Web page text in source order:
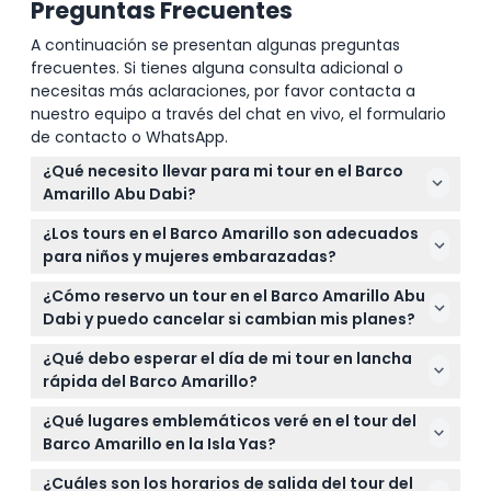
Preguntas Frecuentes
A continuación se presentan algunas preguntas
frecuentes. Si tienes alguna consulta adicional o
necesitas más aclaraciones, por favor contacta a
nuestro equipo a través del chat en vivo, el formulario
de contacto o WhatsApp.
¿Qué necesito llevar para mi tour en el Barco
Amarillo Abu Dabi?
Asegúrate de llevar una identificación física válida
para cada huésped, ya que es requerida para el
control de la guardia costera. Se recomienda ropa
cómoda y protector solar ya que es un tour en
lancha rápida al aire libre.
¿Los tours en el Barco Amarillo son adecuados
para niños y mujeres embarazadas?
Los niños de 4 a 12 años son bienvenidos y se
cobran a tarifa infantil, pero los niños menores de 4
años o que pesen menos de 15 kg no están
permitidos por razones de seguridad. Las mujeres
embarazadas y cualquier persona con dolor de
¿Cómo reservo un tour en el Barco Amarillo Abu
Dabi y puedo cancelar si cambian mis planes?
Puedes reservar y verificar disponibilidad
fácilmente en línea aquí mismo en este sitio web.
Las cancelaciones hechas con hasta 48 horas de
anticipación reciben un reembolso menos los
cargos por transferencia, mientras que las
¿Qué debo esperar el día de mi tour en lancha
rápida del Barco Amarillo?
Llega al menos 30 minutos antes de la hora de
salida para el registro y los procedimientos de
comentario en vivo, agua embotellada y chalecos
¿Qué lugares emblemáticos veré en el tour del
Barco Amarillo en la Isla Yas?
En el tour de 75 minutos por la Isla Yas, navegarás
¿Cuáles son los horarios de salida del tour del